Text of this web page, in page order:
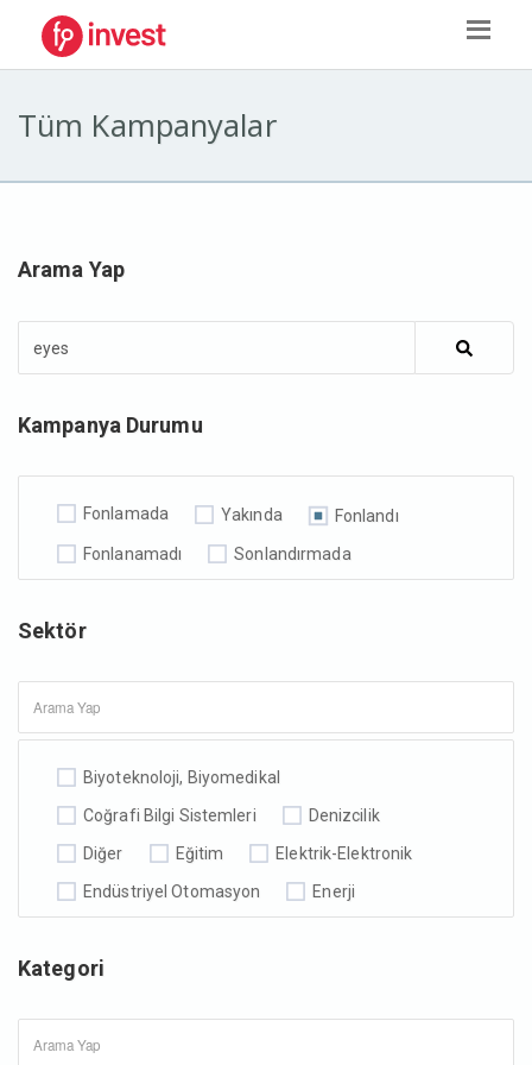
Tüm Kampanyalar
Arama Yap
Kampanya Durumu
Fonlamada Yakında
Fonlandı
Fonlanamadı
Sonlandırmada
Sektör
Biyoteknoloji, Biyomedikal
Coğrafi Bilgi Sistemleri
Denizcilik
Diğer
Eğitim
Elektrik-Elektronik
Endüstriyel Otomasyon
Enerji
Havacılık
Madencilik
Kategori